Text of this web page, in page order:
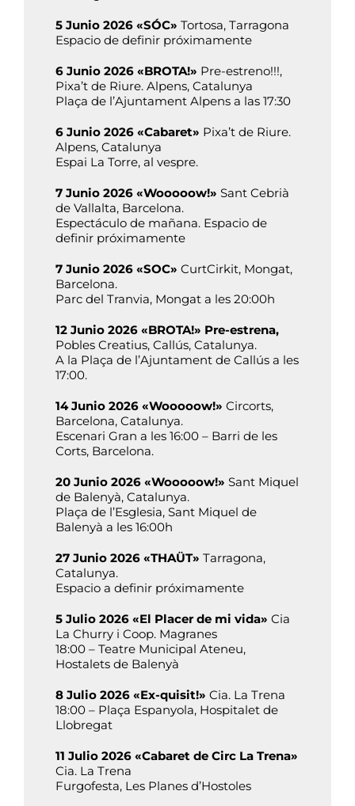
5 Junio 2026 «SÓC» Tortosa, Tarragona
Espacio de definir próximamente
6 Junio 2026 «BROTA!» Pre-estreno!!!,
Pixa’t de Riure. Alpens, Catalunya
Plaça de l’Ajuntament Alpens a las 17:30
6 Junio 2026 «Cabaret» Pixa’t de Riure.
Alpens, Catalunya
Espai La Torre, al vespre.
7 Junio 2026 «Wooooow!» Sant Cebrià
de Vallalta, Barcelona.
Espectáculo de mañana. Espacio de
definir próximamente
7 Junio 2026 «SOC» CurtCirkit, Mongat,
Barcelona.
Parc del Tranvia, Mongat a les 20:00h
12 Junio 2026 «BROTA!» Pre-estrena,
Pobles Creatius, Callús, Catalunya.
A la Plaça de l’Ajuntament de Callús a les
17:00.
14 Junio 2026 «Wooooow!» Circorts,
Barcelona, Catalunya.
Escenari Gran a les 16:00 – Barri de les
Corts, Barcelona.
20 Junio 2026 «Wooooow!» Sant Miquel
de Balenyà, Catalunya.
Plaça de l’Esglesia, Sant Miquel de
Balenyà a les 16:00h
27 Junio 2026 «THAÜT» Tarragona,
Catalunya.
Espacio a definir próximamente
5 Julio 2026 «El Placer de mi vida» Cia
La Churry i Coop. Magranes
18:00 – Teatre Municipal Ateneu,
Hostalets de Balenyà
8 Julio 2026 «Ex-quisit!» Cia. La Trena
18:00 – Plaça Espanyola, Hospitalet de
Llobregat
11 Julio 2026 «Cabaret de Circ La Trena»
Cia. La Trena
Furgofesta, Les Planes d’Hostoles